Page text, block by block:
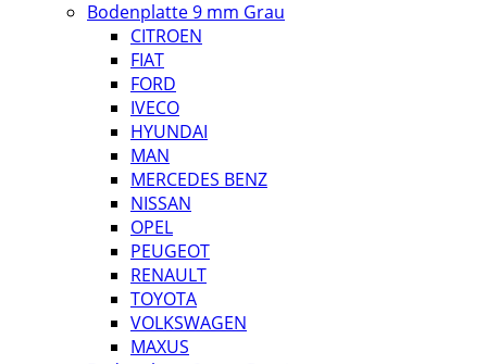
Bodenplatte 9 mm Grau
CITROEN
FIAT
FORD
IVECO
HYUNDAI
MAN
MERCEDES BENZ
NISSAN
OPEL
PEUGEOT
RENAULT
TOYOTA
VOLKSWAGEN
MAXUS